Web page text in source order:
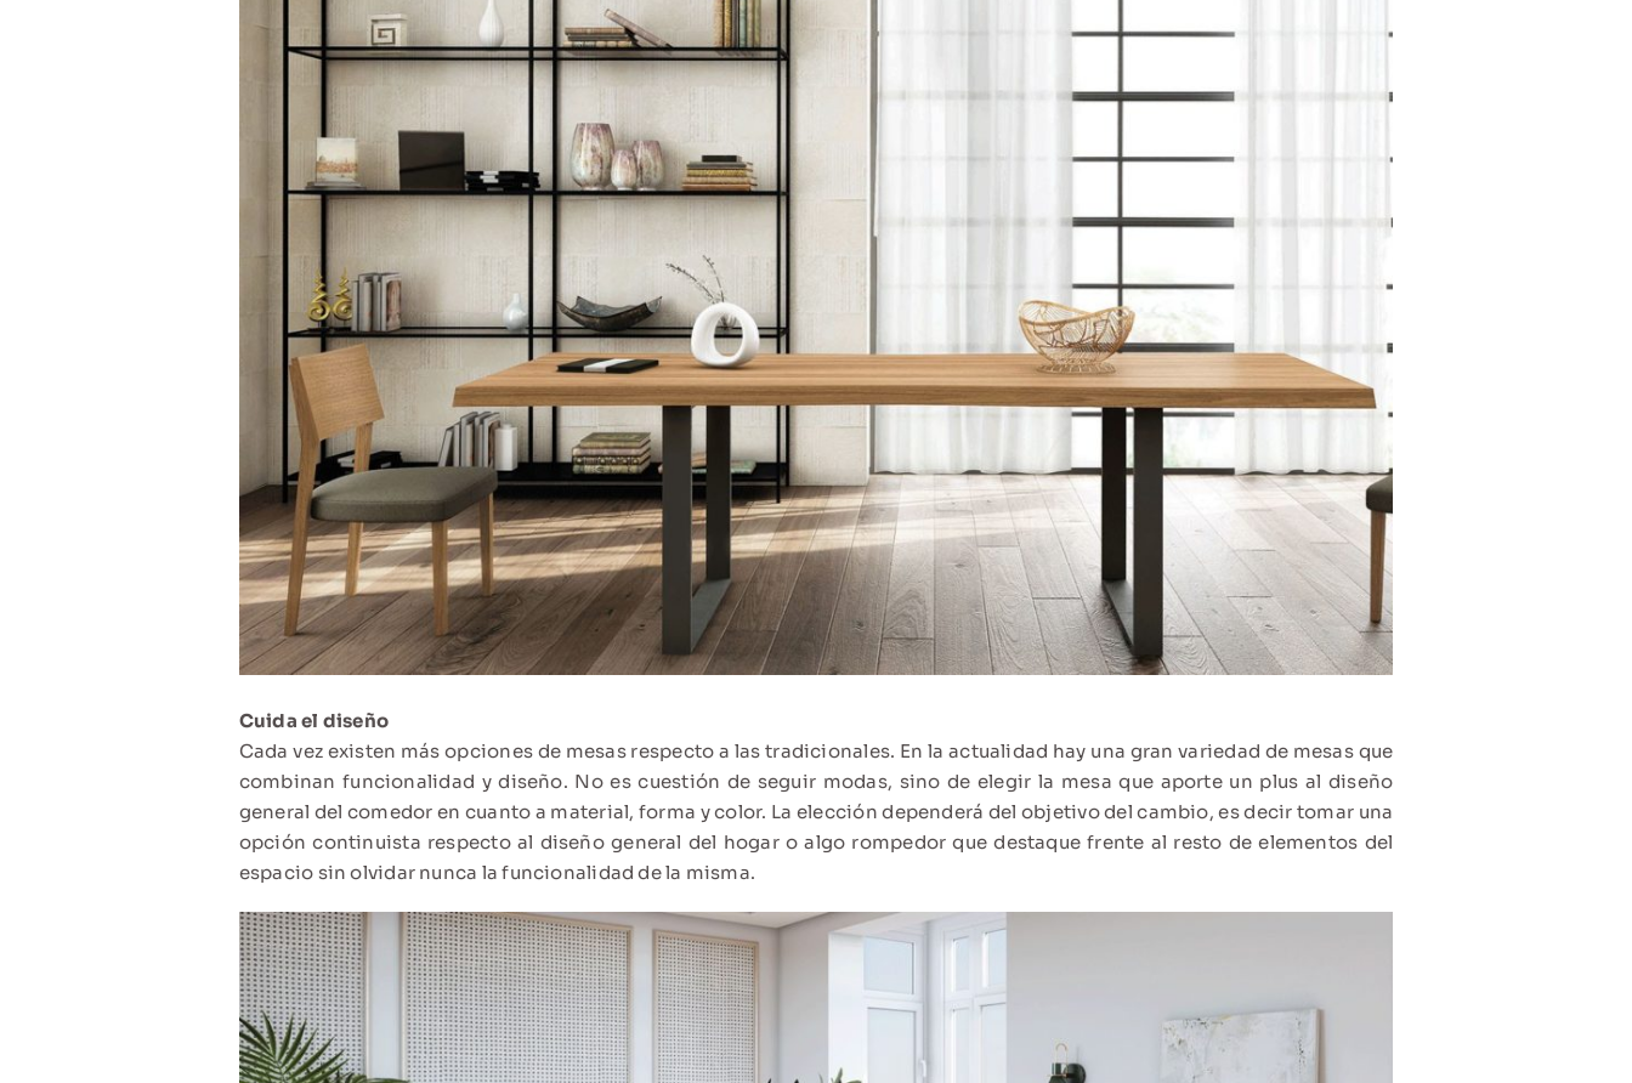
Cuida el diseño
Cada vez existen más opciones de mesas respecto a las tradicionales. En la actualidad hay una gran variedad de mesas que
combinan funcionalidad y diseño. No es cuestión de seguir modas, sino de elegir la mesa que aporte un plus al diseño
general del comedor en cuanto a material, forma y color. La elección dependerá del objetivo del cambio, es decir tomar una
opción continuista respecto al diseño general del hogar o algo rompedor que destaque frente al resto de elementos del
espacio sin olvidar nunca la funcionalidad de la misma.